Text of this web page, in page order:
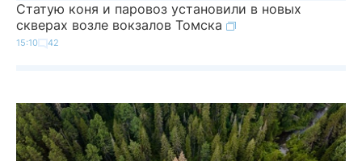
Статую коня и паровоз установили в новых
скверах возле вокзалов Томска
15:10 42